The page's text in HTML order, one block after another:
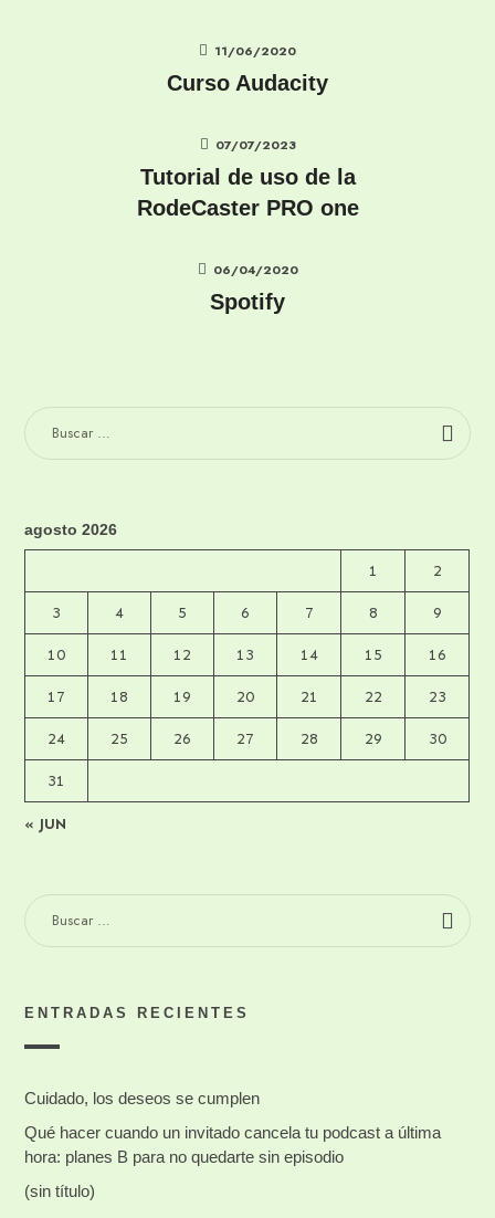
11/06/2020
Curso Audacity
07/07/2023
Tutorial de uso de la
RodeCaster PRO one
06/04/2020
Spotify
BUSCAR:
agosto 2026
1 2
3 4 5 6 7 8 9
10 11 12 13 14 15 16
17 18 19 20 21 22 23
24 25 26 27 28 29 30
31
« JUN
BUSCAR:
ENTRADAS RECIENTES
Cuidado, los deseos se cumplen
Qué hacer cuando un invitado cancela tu podcast a última
hora: planes B para no quedarte sin episodio
(sin título)